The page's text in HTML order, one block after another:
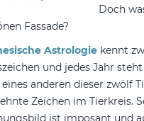
Doch
Fassade?
Astrologie kennt
und jedes Jahr
anderen dieser zwölf
Zeichen im Tierkreis.
ist imposant und